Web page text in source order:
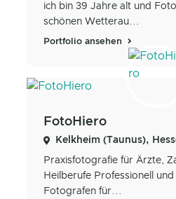
ich bin 39 Jahre alt und
schönen Wetterau...
Portfolio ansehen
FotoHiero
Kelkheim (Taunus),
Praxisfotografie für Ärzte,
Heilberufe Professionell
Fotografen für...